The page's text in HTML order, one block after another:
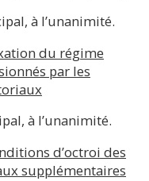
à l’unanimité.
du régime
par les
à l’unanimité.
d’octroi des
supplémentaires